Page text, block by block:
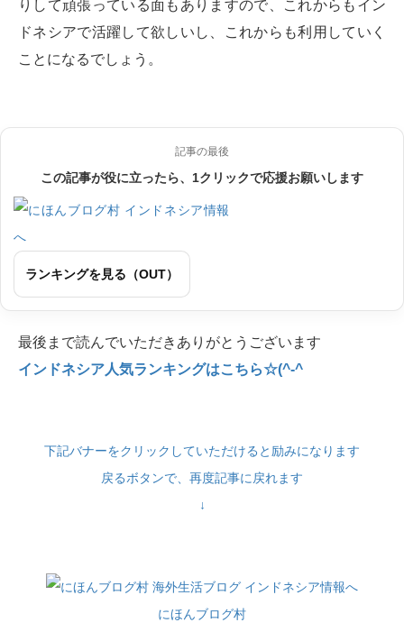
りして頑張っている面もありますので、これからもイン
ドネシアで活躍して欲しいし、これからも利用していく
ことになるでしょう。
記事の最後
この記事が役に立ったら、1クリックで応援お願いします
ランキングを見る（OUT）
最後まで読んでいただきありがとうございます
インドネシア人気ランキングはこちら☆(^-^
下記バナーをクリックしていただけると励みになります
戻るボタンで、再度記事に戻れます
↓
にほんブログ村